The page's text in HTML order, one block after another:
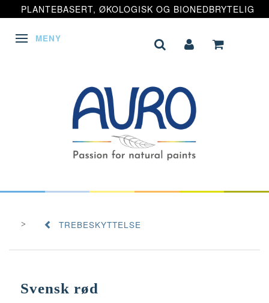
PLANTEBASERT, ØKOLOGISK OG BIONEDBRYTELIG
VEKSLE NAVIGASJON
MENY
TREBESKYTTELSE
Svensk rød